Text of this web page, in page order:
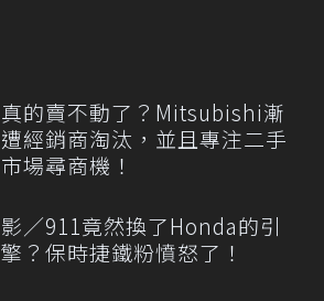
真的賣不動了？Mitsubishi漸
遭經銷商淘汰，並且專注二手
市場尋商機！
影／911竟然換了Honda的引
擎？保時捷鐵粉憤怒了！